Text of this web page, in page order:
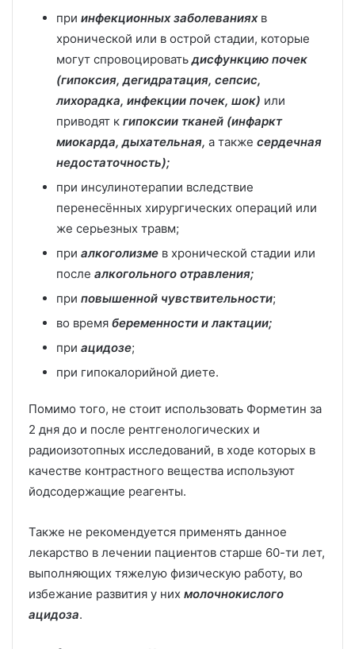
при инфекционных заболеванияхв
хронической или в острой стадии, которые
могут спровоцироватьдисфункцию почек
(гипоксия, дегидратация, сепсис,
лихорадка, инфекции почек, шок) или
приводят к гипоксии тканей (инфаркт
миокарда, дыхательная, а также сердечная
недостаточность);
при инсулинотерапии вследствие
перенесённых хирургических операций или
же серьезных травм;
при алкоголизме в хронической стадии или
после алкогольного отравления;
при повышенной чувствительности;
во время беременности и лактации;
при ацидозе;
при гипокалорийной диете.
Помимо того, не стоит использовать Форметин за
2 дня до и после рентгенологических и
радиоизотопных исследований, в ходе которых в
качестве контрастного вещества используют
йодсодержащие реагенты.
Также не рекомендуется применять данное
лекарство в лечении пациентов старше 60-ти лет,
выполняющих тяжелую физическую работу, во
избежание развития у них молочнокислого
ацидоза.